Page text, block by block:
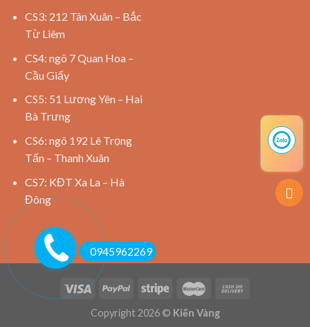
CS3: 212 Tân Xuân – Bắc
Từ Liêm
CS4: ngõ 7 Quan Hoa –
Cầu Giấy
CS5: 51 Lương Yên – Hai
Bà Trưng
CS6: ngõ 192 Lê Trọng
Tấn – Thanh Xuân
CS7: KĐT Xa La – Hà
Đông
Copyright 2026 © Kiến Vàng
0945962269